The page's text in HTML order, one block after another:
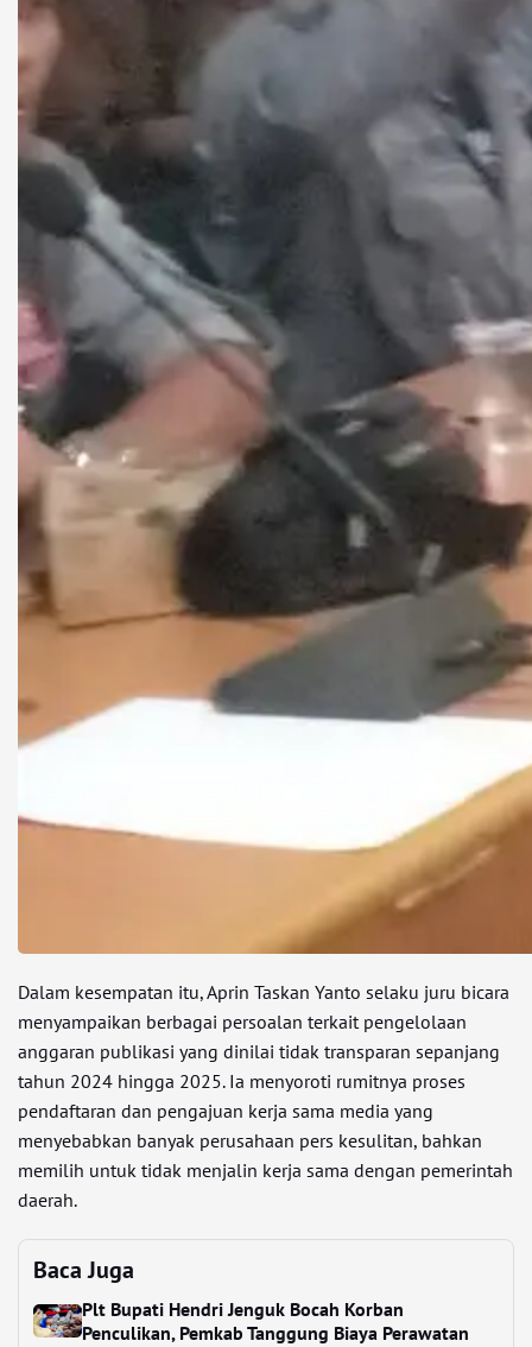
Dalam kesempatan itu, Aprin Taskan Yanto selaku juru bicara
menyampaikan berbagai persoalan terkait pengelolaan
anggaran publikasi yang dinilai tidak transparan sepanjang
tahun 2024 hingga 2025. Ia menyoroti rumitnya proses
pendaftaran dan pengajuan kerja sama media yang
menyebabkan banyak perusahaan pers kesulitan, bahkan
memilih untuk tidak menjalin kerja sama dengan pemerintah
daerah.
Baca Juga
Plt Bupati Hendri Jenguk Bocah Korban
Penculikan, Pemkab Tanggung Biaya Perawatan